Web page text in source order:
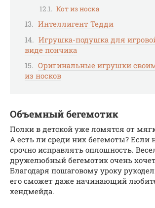
Кот из носка
Интеллигент Тедди
Игрушка-подушка для
виде пончика
Оригинальные игрушки
из носков
Объемный бегемотик
Полки в детской уже ломятся от
А есть ли среди них бегемоты? Если
срочно исправлять оплошность.
дружелюбный бегемотик очень
Благодаря пошаговому уроку
его сможет даже начинающий
хендмейда.